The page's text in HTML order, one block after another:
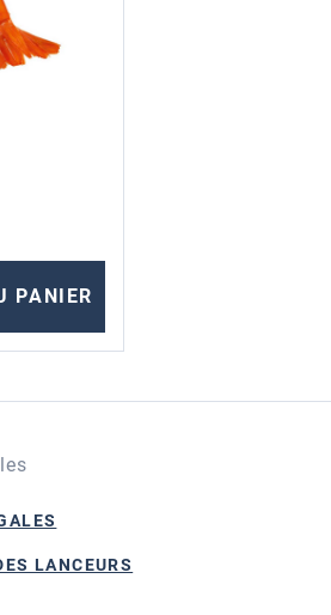
ou diminuer la
utilisez les boutons
: Entrez la quantité
PANIER
LANCEURS